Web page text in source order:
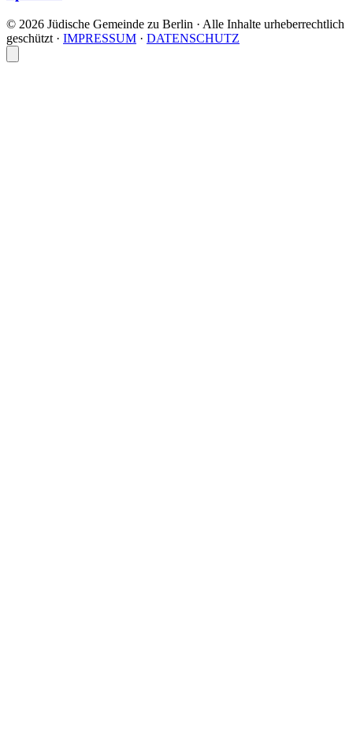
© 2026 Jüdische Gemeinde zu Berlin · Alle Inhalte urheberrechtlich
geschützt · IMPRESSUM · DATENSCHUTZ